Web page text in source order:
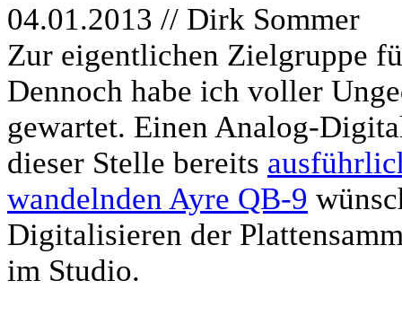
04.01.2013 // Dirk Sommer
Zur eigentlichen Zielgruppe
Dennoch habe ich voller
gewartet. Einen Analog-
dieser Stelle bereits
wandelnden Ayre QB-9
Digitalisieren der
im Studio.